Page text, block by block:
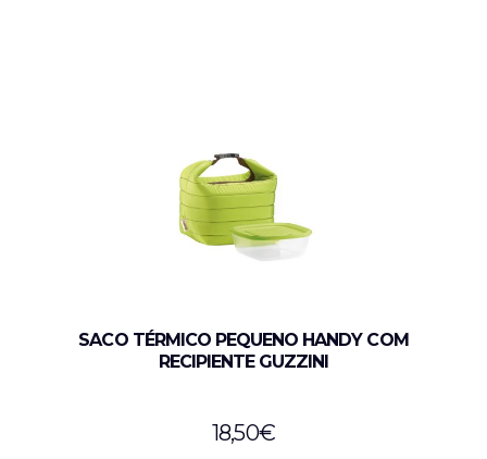
SACO TÉRMICO PEQUENO HANDY COM
RECIPIENTE GUZZINI
18,50€